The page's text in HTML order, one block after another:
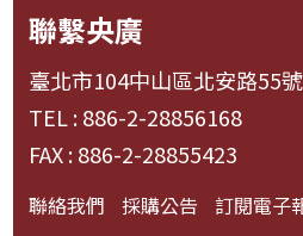
聯繫央廣
臺北市104中山區北安路55號
TEL : 886-2-28856168
FAX : 886-2-28855423
聯絡我們 採購公告 訂閱電子